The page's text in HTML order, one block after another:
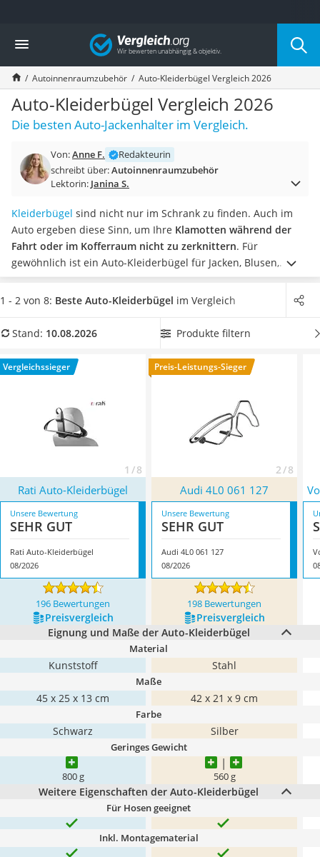
Die beliebtesten Vergleiche nach Kategorie
Auto & Motor
Fahrradträger-Anhängerkupplung (4 Fahrräder)
Fahrradträger
Fahrradträger (Anhängerkupplung)
Fahrradträger 3 Fahrräder
Benzinkanister (20 l)
Fahrradträger E-Bike
Benzinkanister
Wagenheber 3t
AGM-Batterie Wohnmobil
Thule-Fahrradträger
FM-Transmitter
Sommerreifen 205/55 R16
Autobatterie-Ladegerät
Alkoholtester
Wagenheber
Rostumwandler
Vergleich
Autoinnenraumzubehör Auto-Kleiderbügel Vergleich 2026
Auto-Kleiderbügel Vergleich 2026
Die besten Auto-Jackenhalter im Vergleich.
Von:Anne F.
Redakteurin
schreibt über:Autoinnenraumzubehör
Lektorin: Janina S.
Kleiderbügel sind nicht nur im Schrank zu finden. Auch im
Auto ergeben diese Sinn, um Ihre Klamotten während der
Fahrt oder im Kofferraum nicht zu zerknittern. Für
gewöhnlich ist ein Auto-Kleiderbügel für Jacken, Blusen,
Hemden und Kleider geeignet. Möchten Sie auch Hosen
darauf ablegen, ist laut gängigen Online-Tests auf eine
unserer Produkttabelle einen
Auto-Kleiderbügel mit einer
können. Überzeugt hat uns hier im August 2026 besonders
das ModellRati Auto-Kleiderbügel* mit seinen Eigenschaften.
1 - 2 von 8: Beste Auto-Kleiderbügel im Vergleich
Stand: 10.08.2026 Produkte filtern
Vergleichssieger
1 / 8
Preis-Leistungs-Sieger
2 / 8
Rati Auto-Kleiderbügel Audi 4L0 061 127
Unsere Bewertung
SEHR GUT
Rati Auto-Kleiderbügel
08/2026
Unsere Bewertung
SEHR GUT
Audi 4L0 061 127
08/2026
196 Bewertungen 198 Bewertungen
Preis­vergleich
Preis­vergleich
Eignung und Maße der Auto-Kleiderbügel
Material
Kunststoff Stahl
Maße
45 x 25 x 13 cm 42 x 21 x 9 cm
Farbe
Schwarz Silber
Geringes Gewicht
800 g 560 g
Weitere Eigenschaften der Auto-Kleiderbügel
Für Hosen geeignet
Inkl. Montagematerial